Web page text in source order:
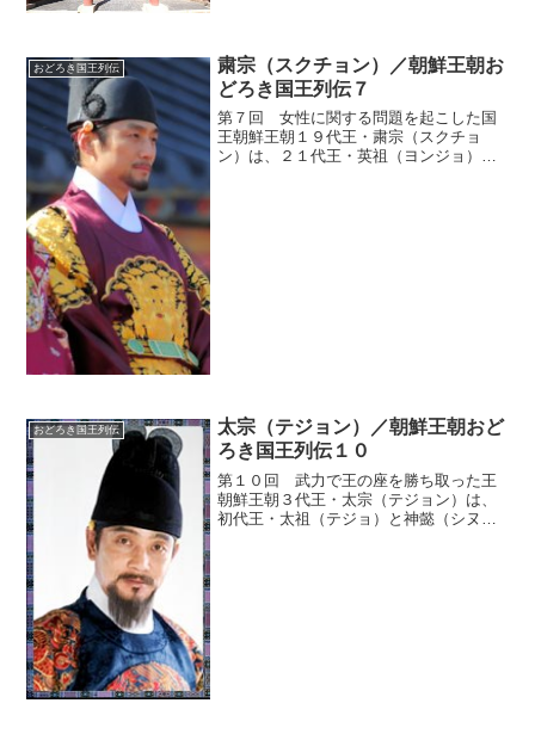
うか。後継者をめぐる争い光...
おどろき国王列伝
粛宗（スクチョン）／朝鮮王朝お
どろき国王列伝７
第７回 女性に関する問題を起こした国
王朝鮮王朝１９代王・粛宗（スクチョ
ン）は、２１代王・英祖（ヨンジョ）に
おどろき国王列伝
太宗（テジョン）／朝鮮王朝おど
ろき国王列伝１０
第１０回 武力で王の座を勝ち取った王
朝鮮王朝３代王・太宗（テジョン）は、
初代王・太祖（テジョ）と神懿（シヌ